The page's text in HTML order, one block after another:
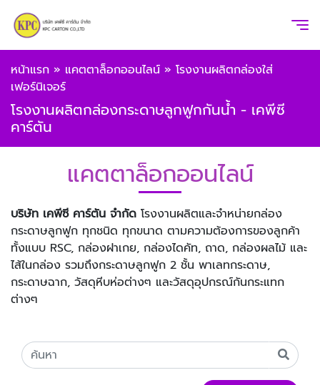
หน้าแรก » แคตตาล็อกออนไลน์ » โรงงานผลิตกล่องใส่
เฟอร์นิเจอร์
โรงงานผลิตกล่องกระดาษลูกฟูกกันน้ำ - เคพีซี
คาร์ตัน
แคตตาล็อกออนไลน์
บริษัท เคพีซี คาร์ตัน จำกัด โรงงานผลิตและจำหน่ายกล่อง
กระดาษลูกฟูก ทุกชนิด ทุกขนาด ตามความต้องการของลูกค้า
ทั้งแบบ RSC, กล่องฝาเกย, กล่องไดคัท, ถาด, กล่องผลไม้ และ
ไส้ในกล่อง รวมถึงกระดาษลูกฟูก 2 ชั้น พาเลทกระดาษ,
กระดาษฉาก, วัสดุหีบห่อต่างๆ และวัสดุอุปกรณ์กันกระแทก
ต่างๆ